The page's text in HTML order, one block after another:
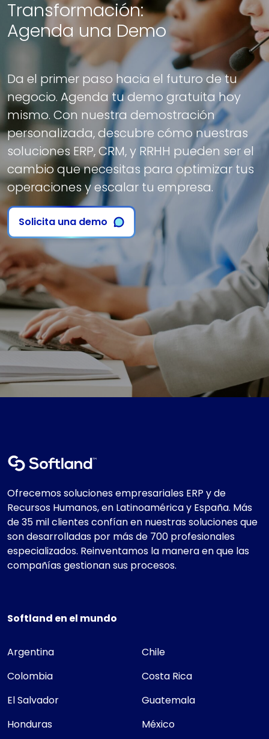
Transformación:
Agenda una Demo
Da el primer paso hacia el futuro de tu
negocio. Agenda tu demo gratuita hoy
mismo. Con nuestra demostración
personalizada, descubre cómo nuestras
soluciones ERP, CRM, y RRHH pueden ser el
cambio que necesitas para optimizar tus
operaciones y escalar tu empresa.
Solicita una demo
Ofrecemos soluciones empresariales ERP y de
Recursos Humanos, en Latinoamérica y España. Más
de 35 mil clientes confían en nuestras soluciones que
son desarrolladas por más de 700 profesionales
especializados. Reinventamos la manera en que las
compañías gestionan sus procesos.
Softland en el mundo
Argentina
Chile
Colombia
Costa Rica
El Salvador
Guatemala
Honduras
México